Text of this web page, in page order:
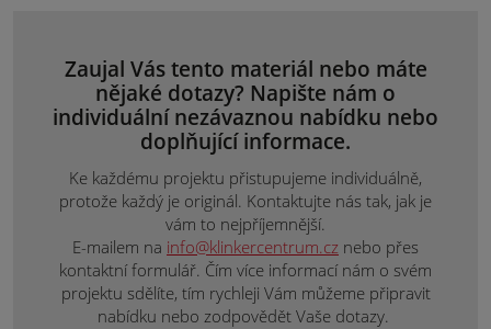
Zaujal Vás tento materiál nebo máte
nějaké dotazy? Napište nám o
individuální nezávaznou nabídku nebo
doplňující informace.
Ke každému projektu přistupujeme individuálně,
protože každý je originál. Kontaktujte nás tak, jak je
vám to nejpříjemnější.
E-mailem na info@klinkercentrum.cz nebo přes
kontaktní formulář. Čím více informací nám o svém
projektu sdělíte, tím rychleji Vám můžeme připravit
nabídku nebo zodpovědět Vaše dotazy.